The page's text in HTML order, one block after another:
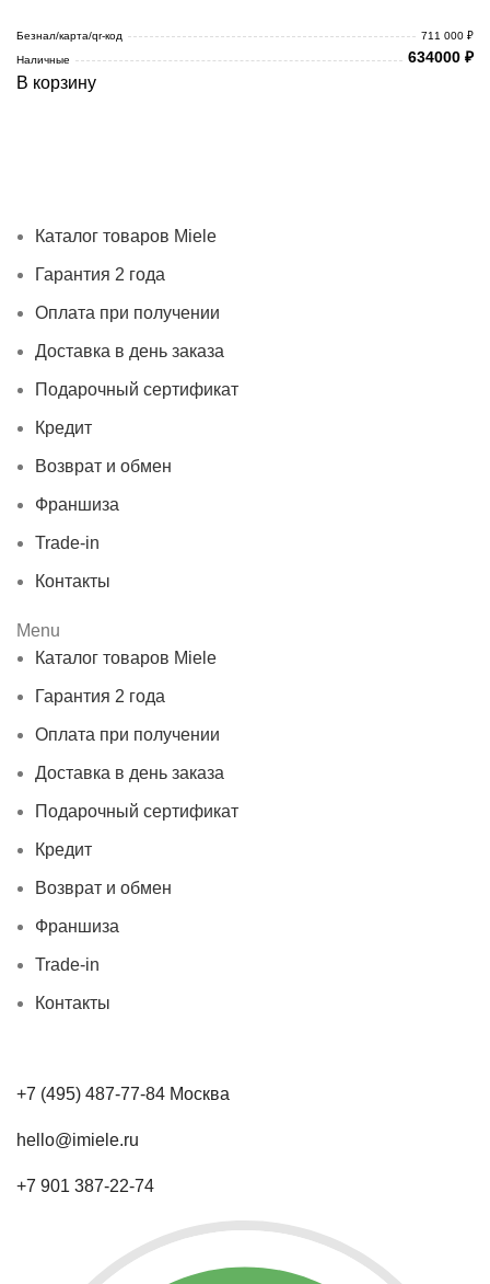
Безнал/карта/qr-код
711 000 ₽
Наличные
634000 ₽
В корзину
Каталог товаров Miele
Гарантия 2 года
Оплата при получении
Доставка в день заказа
Подарочный сертификат
Кредит
Возврат и обмен
Франшиза
Trade-in
Контакты
Menu
Каталог товаров Miele
Гарантия 2 года
Оплата при получении
Доставка в день заказа
Подарочный сертификат
Кредит
Возврат и обмен
Франшиза
Trade-in
Контакты
+7 (495) 487-77-84 Москва
hello@imiele.ru
+7 901 387-22-74